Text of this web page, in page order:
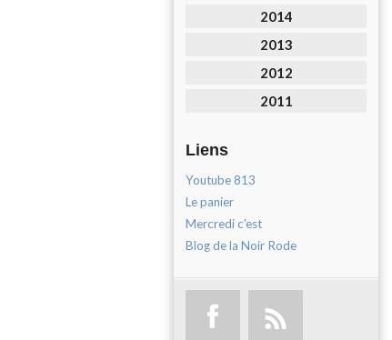
2014
2013
2012
2011
Liens
Youtube 813
Le panier
Mercredi c'est
Blog de la Noir Rode